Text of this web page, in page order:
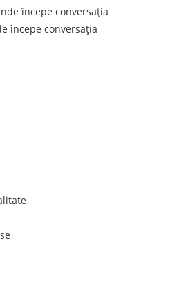
începe conversația